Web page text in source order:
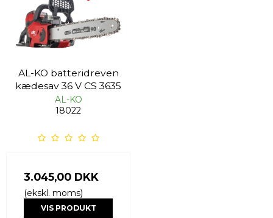
AL-KO batteridreven
kædesav 36 V CS 3635
AL-KO
18022
3.045,00 DKK
(ekskl. moms)
VIS PRODUKT